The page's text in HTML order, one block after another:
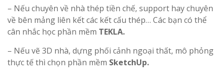
– Nếu chuyên về nhà thép tiền chế, support hay chuyên
về bên mảng liên kết các kết cấu thép… Các bạn có thể
cân nhắc học phần mềm TEKLA.
– Nếu vẽ 3D nhà, dựng phối cảnh ngoại thất, mô phỏng
thực tế thì chọn phần mềm SketchUp.